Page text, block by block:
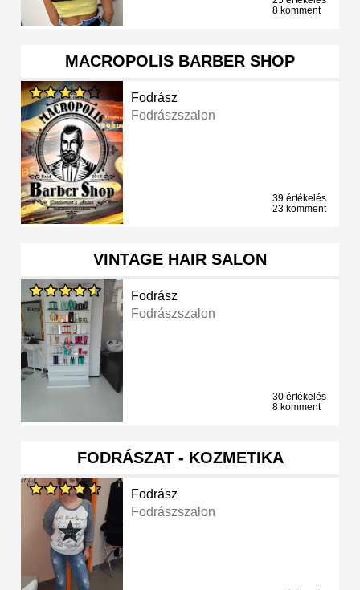
8 komment
MACROPOLIS BARBER SHOP
Fodrász
Fodrászszalon
39 értékelés
23 komment
VINTAGE HAIR SALON
Fodrász
Fodrászszalon
30 értékelés
8 komment
FODRÁSZAT - KOZMETIKA
Fodrász
Fodrászszalon